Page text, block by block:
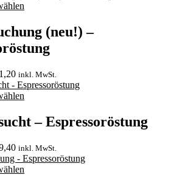
(neu!) –
Preisspanne:
€ 10,80
bis
inkl. MwSt.
– Espressoröstung
Preisspanne:
€ 10,35
bis
inkl. MwSt.